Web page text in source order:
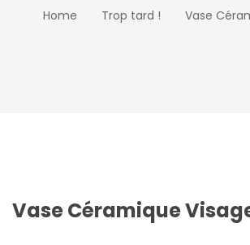
Home Trop tard ! Vase
Vase Céramique